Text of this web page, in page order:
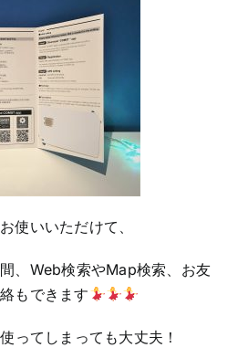
使いいただけて、
、Web検索やMap検索、お友
もできます
ってしまっても大丈夫！